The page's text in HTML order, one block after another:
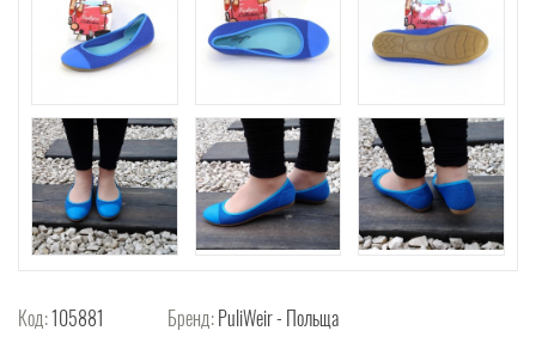
Код:105881 Бренд:PuliWeir - Польща